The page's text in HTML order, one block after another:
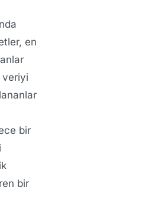
en
veriyi
bir
bir